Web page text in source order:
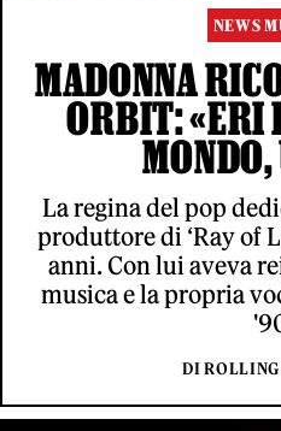
NEWS
MADONNA
ORBIT: «ERI
La regina del pop
produttore di ‘Ray of
anni. Con lui aveva
musica e la propria
DI